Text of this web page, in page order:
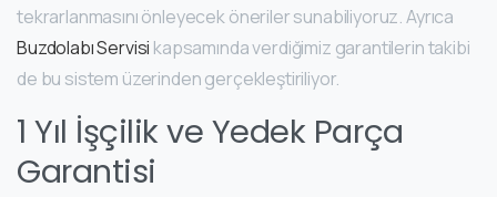
tekrarlanmasını önleyecek öneriler sunabiliyoruz. Ayrıca
Buzdolabı Servisi kapsamında verdiğimiz garantilerin takibi
de bu sistem üzerinden gerçekleştiriliyor.
1 Yıl İşçilik ve Yedek Parça
Garantisi